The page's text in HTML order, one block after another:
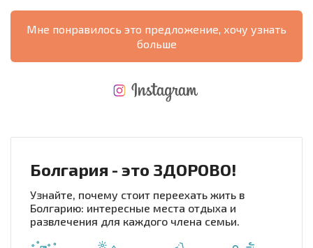
Мне понравилось это предложение, хочу узнать
больше
Болгария - это ЗДОРОВО!
Узнайте, почему стоит переехать жить в
Болгарию: интересные места отдыха и
развлечения для каждого члена семьи.